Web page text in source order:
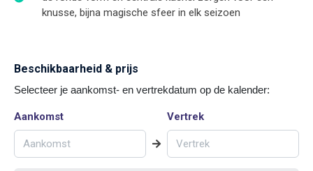
knusse, bijna magische sfeer in elk seizoen
Beschikbaarheid & prijs
Selecteer je aankomst- en vertrekdatum op de kalender:
Aankomst Vertrek